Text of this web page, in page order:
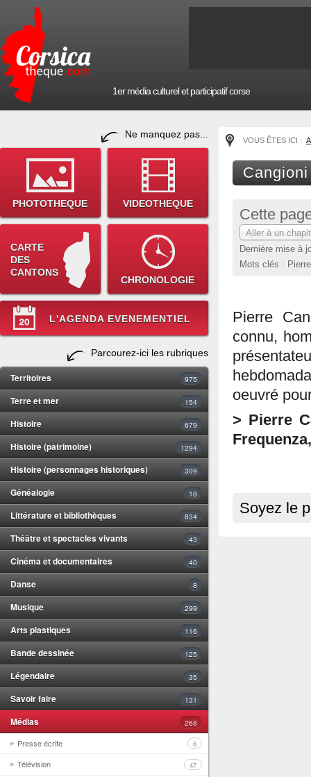
1er média culturel et participatif corse
Ne manquez pas...
PHOTOTHEQUE VIDEOTHEQUE
CARTE
DES
CANTONS
CHRONOLOGIE
L'AGENDA EVENEMENTIEL
Parcourez-ici les rubriques
Territoires 975
Terre et mer 154
Histoire 679
Histoire (patrimoine) 1294
Histoire (personnages historiques) 309
Généalogie 18
Littérature et bibliothèques 834
Théâtre et spectacles vivants 43
Cinéma et documentaires 40
Danse 8
Musique 299
Arts plastiques 116
Bande dessinée 125
Légendaire 35
Savoir faire 131
Médias 268
Presse écrite 6
Télévision 47
VOUS ÊTES ICI :
Cette
Aller à un
Dernière mise à
Mots clés :
Pierre
connu,
oeuvré
> Pierre
Soyez le